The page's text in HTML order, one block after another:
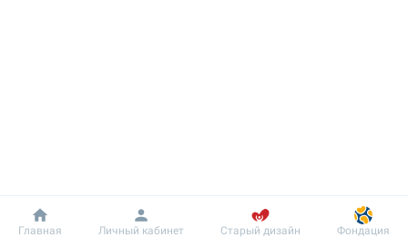
Добробут Информация Пациенту
Главная Личный кабинет Старый дизайн Фондация